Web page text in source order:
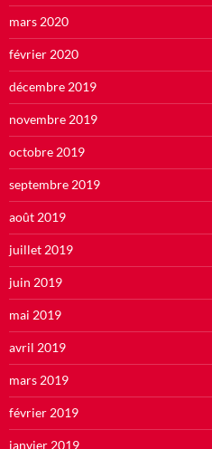
mars 2020
février 2020
décembre 2019
novembre 2019
octobre 2019
septembre 2019
août 2019
juillet 2019
juin 2019
mai 2019
avril 2019
mars 2019
février 2019
janvier 2019